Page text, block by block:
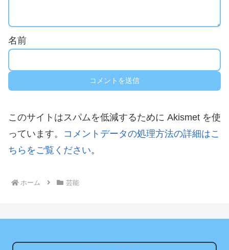
名前
このサイトはスパムを低減するために Akismet を使
っています。 コメントデータの処理方法の詳細はこ
ちらをご覧ください。
ホーム 芸能